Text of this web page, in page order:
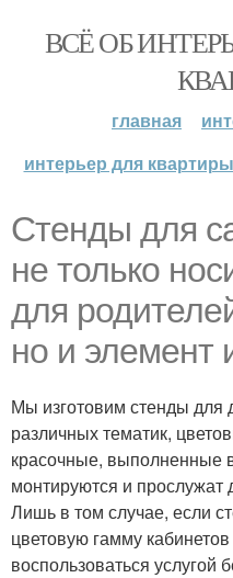
ВСЁ ОБ
главная
интерьер для квартиры
Стенды для
не только
для
но и элемент
Мы изготовим стенды для
различных тематик,
красочные, выполненные
монтируются и прослужат
Лишь в том случае, если
цветовую гамму
воспользоваться услугой